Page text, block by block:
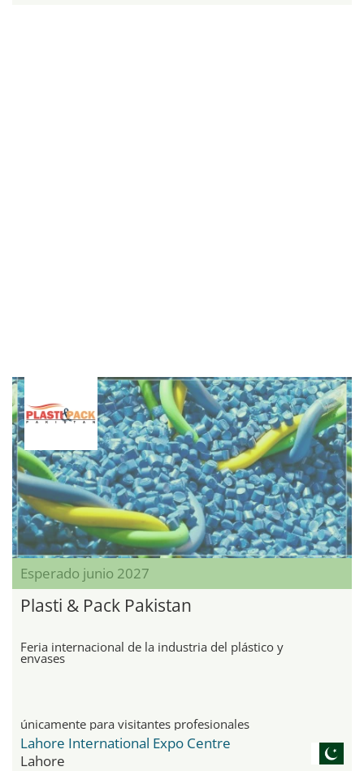
Esperado junio 2027
Plasti & Pack Pakistan
Feria internacional de la industria del plástico y
envases
únicamente para visitantes profesionales
Lahore International Expo Centre
Lahore